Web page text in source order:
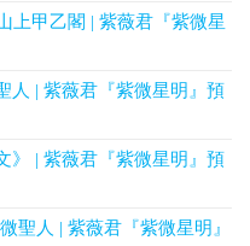
上甲乙閣 | 紫薇君『紫微星
人 | 紫薇君『紫微星明』預
》 | 紫薇君『紫微星明』預
聖人 | 紫薇君『紫微星明』